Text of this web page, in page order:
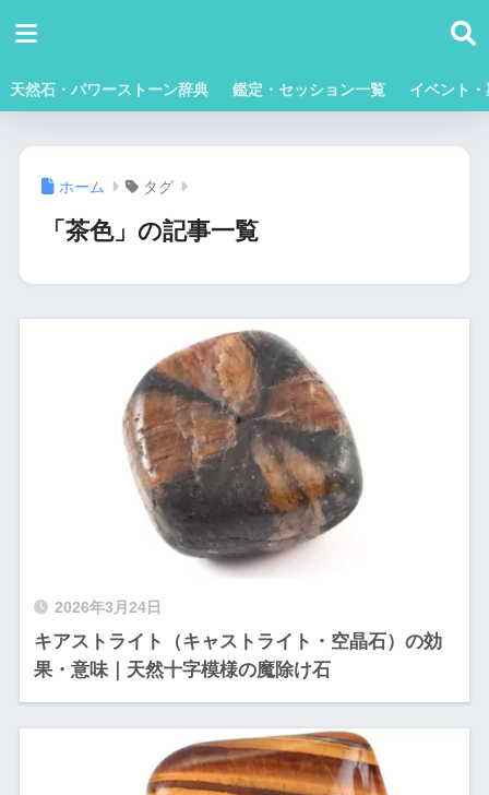
天然石・パワーストーン辞典 鑑定・セッション一覧 イベント
ホーム タグ
「茶色」の記事一覧
2026年3月24日
キアストライト（キャストライト・空晶石）の効
果・意味｜天然十字模様の魔除け石